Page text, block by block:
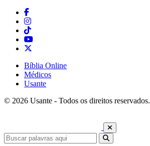
Bíblia Online
Médicos
Usante
© 2026 Usante - Todos os direitos reservados.